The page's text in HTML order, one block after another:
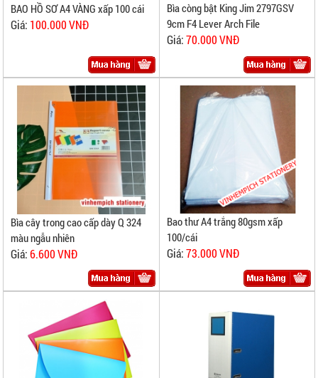
BAO HỒ SƠ A4 VÀNG xấp 100 cái
Giá: 100.000 VNĐ
Bìa còng bật King Jim 2797GSV
9cm F4 Lever Arch File
Giá:70.000 VNĐ
Bìa cây trong cao cấp dày Q 324
màu ngẫu nhiên
Giá:6.600 VNĐ
Bao thư A4 trắng 80gsm xấp
100/cái
Giá:73.000 VNĐ